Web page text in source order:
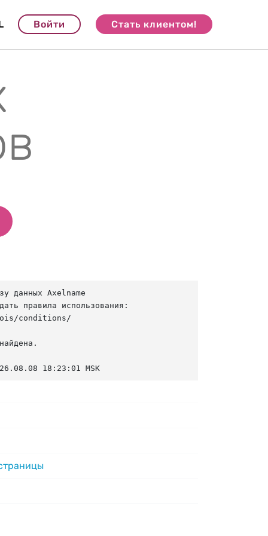
Войти Стать клиентом!
данных Axelname
правила использования:
conditions/
18:23:01 MSK